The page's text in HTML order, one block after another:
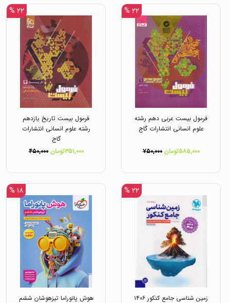
۲۲ %
فرمول بیست عربی دهم رشته
علوم انسانی انتشارات گاج
۵۸۵,۰۰۰تومان ۷۵۰,۰۰۰
۲۲ %
فرمول بیست تاریخ یازدهم
رشته علوم انسانی انتشارات
گاج
۳۵۱,۰۰۰تومان
۴۵۰,۰۰۰
۲۲ %
زمین شناسی جامع کنکور ۱۴۰۶
۱۸ %
هوش پانوراما تیزهوشان ششم